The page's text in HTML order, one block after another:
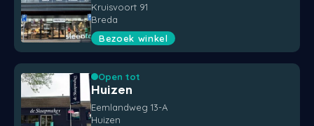
Kruisvoort 91
Breda
Bezoek winkel
Open tot
Huizen
Eemlandweg 13-A
Huizen